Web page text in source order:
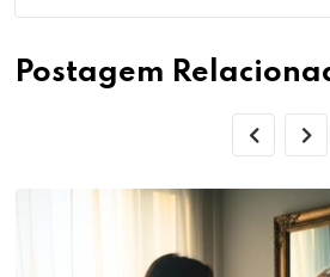
Postagem